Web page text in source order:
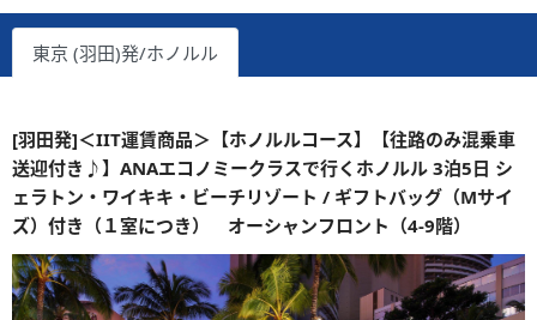
東京 (羽田)発/ホノルル
[羽田発]＜IIT運賃商品＞【ホノルルコース】【往路のみ混乗車
送迎付き♪】ANAエコノミークラスで行くホノルル 3泊5日 シ
ェラトン・ワイキキ・ビーチリゾート / ギフトバッグ（Mサイ
ズ）付き（１室につき） オーシャンフロント（4-9階）